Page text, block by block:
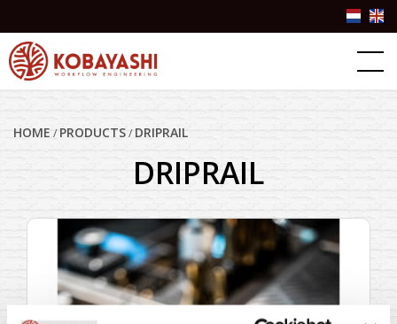
Success stories
Partner Login
+31(0)10-3076757
HOME /PRODUCTS/DRIPRAIL
DRIPRAIL